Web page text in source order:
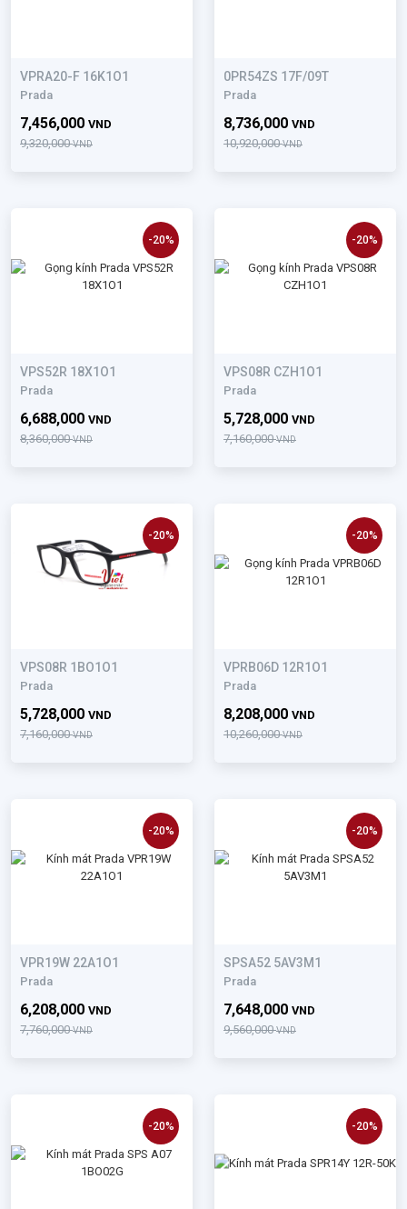
VPRA20-F 16K1O1
Prada
9,320,000VND
7,456,000 VND
0PR54ZS 17F/09T
Prada
10,920,000VND
8,736,000 VND
VPS52R 18X1O1
Prada
8,360,000VND
6,688,000 VND
-20%
VPS08R CZH1O1
Prada
7,160,000VND
5,728,000 VND
-20%
VPS08R 1BO1O1
Prada
7,160,000VND
5,728,000 VND
-20%
VPRB06D 12R1O1
Prada
10,260,000VND
8,208,000 VND
-20%
VPR19W 22A1O1
Prada
7,760,000VND
6,208,000 VND
-20%
SPSA52 5AV3M1
Prada
9,560,000VND
7,648,000 VND
-20%
-20% -20%